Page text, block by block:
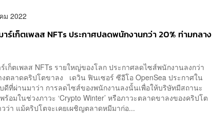
ม 2022
ร์เก็ตเพลส NFTs ประกาศปลดพนักงานกว่า 20% ท่ามกลาง
เก็ตเพลส NFTs รายใหญ่ของโลก ประกาศลดไซส์พนักงานลงกว่า
งตลาดคริปโตขาลง เดวิน ฟินเซอร์ ซีอีโอ OpenSea ประกาศใน
ดีที่ผ่านมาว่า การลดไซส์ของพนักงานลงนั้นเพื่อให้บริษัทมีสถานะ
ร้อมในช่วงภาวะ ‘Crypto Winter’ หรือภาวะตลาดขาลงของคริปโต
ว่า แม้คริปโตจะเคยเผชิญตลาดหมีมาก่อ...